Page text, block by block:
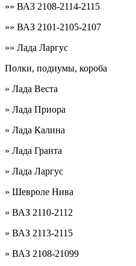
»» ВАЗ 2108-2114-2115
»» ВАЗ 2101-2105-2107
»» Лада Ларгус
Полки, подиумы, короба
» Лада Веста
» Лада Приора
» Лада Калина
» Лада Гранта
» Лада Ларгус
» Шевроле Нива
» ВАЗ 2110-2112
» ВАЗ 2113-2115
» ВАЗ 2108-21099